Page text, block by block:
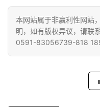
佛
教
人
本网站属于非赢利性网站
明，如有版权异议，请联
0591-83056739-818